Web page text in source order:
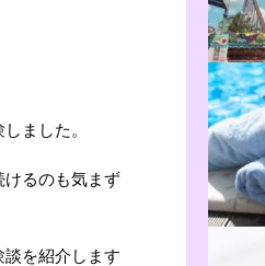
ました。
るのも気まず
を紹介します